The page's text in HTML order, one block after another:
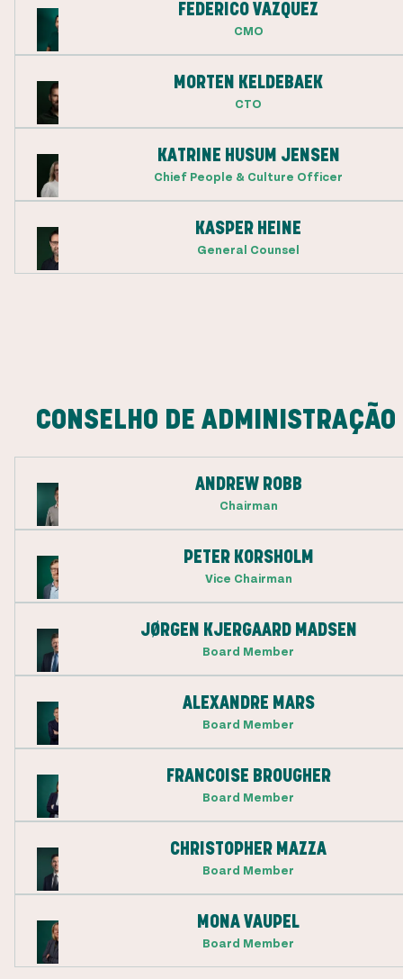
FEDERICO VAZQUEZ
CMO
MORTEN KELDEBAEK
CTO
KATRINE HUSUM JENSEN
Chief People & Culture Officer
KASPER HEINE
General Counsel
CONSELHO DE ADMINISTRAÇÃO
ANDREW ROBB
Chairman
PETER KORSHOLM
Vice Chairman
JØRGEN KJERGAARD MADSEN
Board Member
ALEXANDRE MARS
Board Member
FRANCOISE BROUGHER
Board Member
CHRISTOPHER MAZZA
Board Member
MONA VAUPEL
Board Member